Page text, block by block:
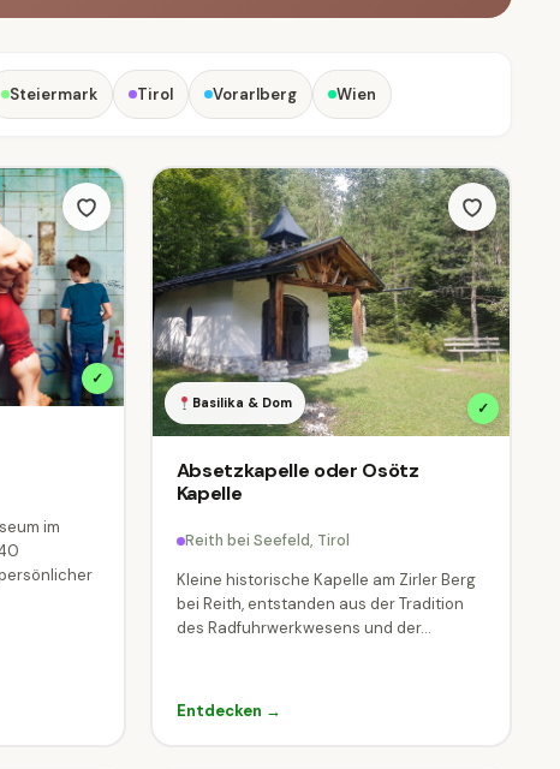
Steiermark Tirol Vorarlberg Wien
✓
im
Basilika & Dom ✓
Absetzkapelle oder Osötz
Kapelle
Reith bei Seefeld, Tirol
Kleine historische Kapelle am Zirler Berg
bei Reith, entstanden aus der Tradition
des Radfuhrwerkwesens und der...
Entdecken →